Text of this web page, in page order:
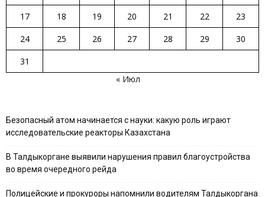
17
18 19 20 21 22
23
24
25 26 27 28 29
30
31
« Июл
Безопасный атом начинается с науки: какую роль играют
исследовательские реакторы Казахстана
В Талдыкоргане выявили нарушения правил благоустройства
во время очередного рейда
Полицейские и прокуроры напомнили водителям Талдыкоргана